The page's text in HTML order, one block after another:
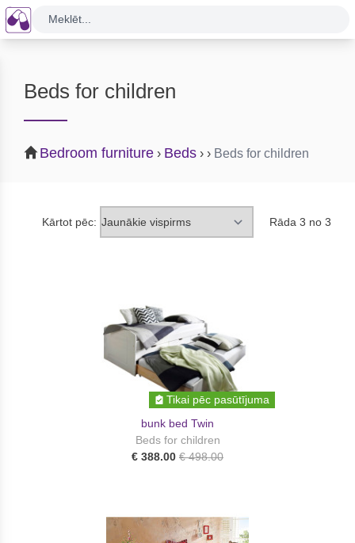
Meklēt...
Beds for children
Bedroom furniture › Beds › › Beds for children
Kārtot pēc: Rāda 3 no 3
Tikai pēc pasūtījuma
bunk bed Twin
Beds for children
€ 388.00 € 498.00